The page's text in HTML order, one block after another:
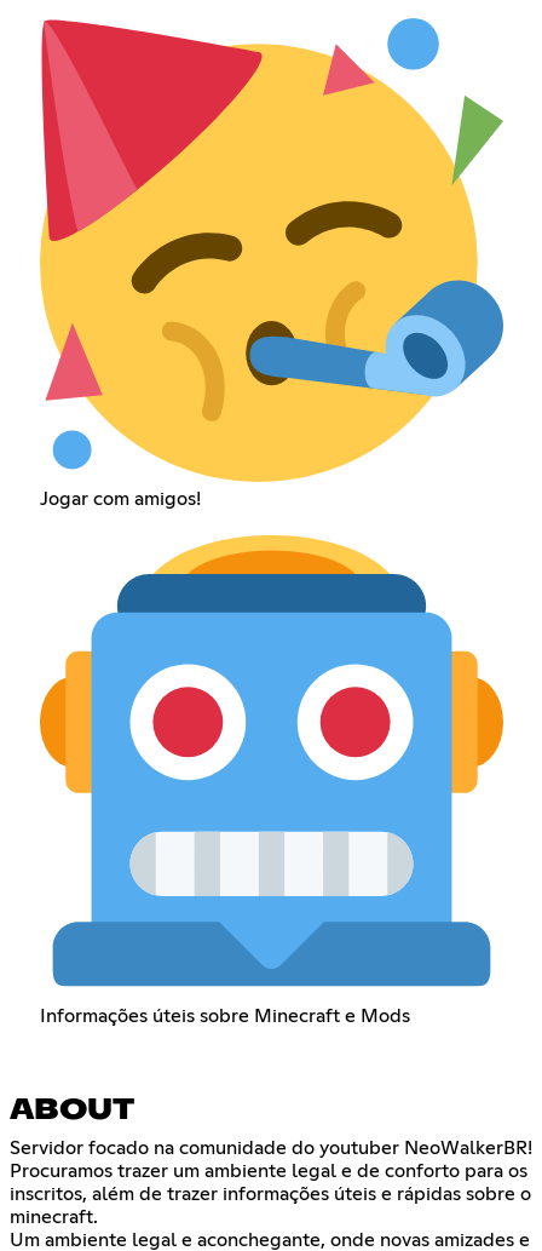
Jogar com amigos!
Informações úteis sobre Minecraft e Mods
ABOUT
Servidor focado na comunidade do youtuber NeoWalkerBR!
Procuramos trazer um ambiente legal e de conforto para os
inscritos, além de trazer informações úteis e rápidas sobre o
minecraft.
Um ambiente legal e aconchegante, onde novas amizades e